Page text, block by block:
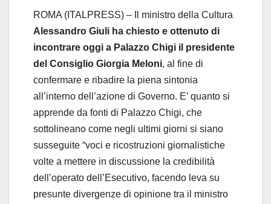
ROMA (ITALPRESS) – Il ministro della Cultura
Alessandro Giuli ha chiesto e ottenuto di
incontrare oggi a Palazzo Chigi il presidente
del Consiglio Giorgia Meloni, al fine di
confermare e ribadire la piena sintonia
all’interno dell’azione di Governo. E’ quanto si
apprende da fonti di Palazzo Chigi, che
sottolineano come negli ultimi giorni si siano
susseguite “voci e ricostruzioni giornalistiche
volte a mettere in discussione la credibilità
dell’operato dell’Esecutivo, facendo leva su
presunte divergenze di opinione tra il ministro